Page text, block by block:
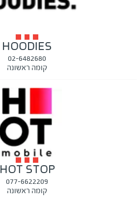
HOODIES
02-6482680
קומה ראשונה
HOT STOP
077-6622209
קומה ראשונה